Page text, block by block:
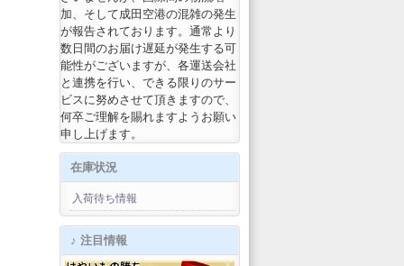
加、そして成田空港の混雑の発生
が報告されております。通常より
数日間のお届け遅延が発生する可
能性がございますが、各運送会社
と連携を行い、できる限りのサー
ビスに努めさせて頂きますので、
何卒ご理解を賜れますようお願い
申し上げます。
在庫状況
入荷待ち情報
♪ 注目情報